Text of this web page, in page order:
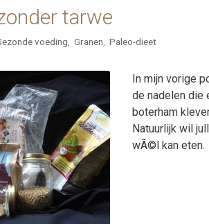
tarwe
voeding, Granen, Paleo-dieet
In mijn vorige
de nadelen die
boterham
Natuurlijk wil
wÃ©l kan eten.